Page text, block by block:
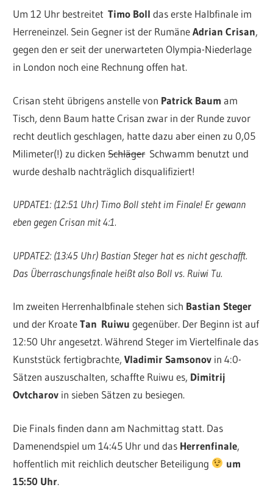
Um 12 Uhr bestreitetTimo Boll das erste Halbfinale im
Herreneinzel. Sein Gegner ist der RumäneAdrian Crisan,
gegen den er seit der unerwarteten Olympia-Niederlage
in London noch eine Rechnung offen hat.
Crisan steht übrigens anstelle von Patrick Baum am
Tisch, denn Baum hatte Crisan zwar in der Runde zuvor
recht deutlich geschlagen, hatte dazu aber einen zu 0,05
Milimeter(!) zu dickenSchlägerSchwamm benutzt und
wurde deshalb nachträglich disqualifiziert!
UPDATE1: (12:51 Uhr) Timo Boll steht im Finale! Er gewann
eben gegen Crisan mit 4:1.
UPDATE2: (13:45 Uhr) Bastian Steger hat es nicht geschafft.
Das Überraschungsfinale heißt also Boll vs. Ruiwi Tu.
Im zweiten Herrenhalbfinale stehen sich Bastian Steger
und der KroateTan Ruiwugegenüber. Der Beginn ist auf
12:50 Uhr angesetzt. Während Steger im Viertelfinale das
Kunststück fertigbrachte,Vladimir Samsonov in 4:0-
Sätzen auszuschalten, schaffte Ruiwu es, Dimitrij
Ovtcharov in sieben Sätzen zu besiegen.
Die Finals finden dann am Nachmittag statt. Das
Damenendspiel um 14:45 Uhr und das Herrenfinale,
hoffentlich mit reichlich deutscher Beteiligung
um
15:50 Uhr.